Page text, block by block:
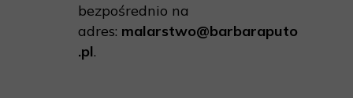
bezpośrednio na
adres: malarstwo@barbaraputo
.pl.